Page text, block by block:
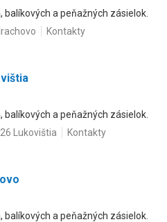
a peňažných zásielok.
Kontakty
a peňažných zásielok.
Lukovištia Kontakty
a peňažných zásielok.